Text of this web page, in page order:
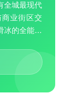
全城最现代
业街区交
冰的全能度